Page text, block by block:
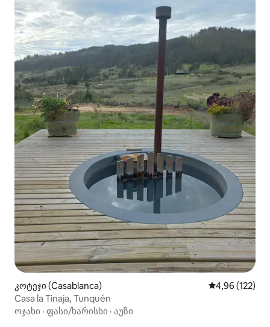
კოტეჯი (Casablanca) საშუალო
4,96 (122)
Casa la Tinaja, Tunquén
ოჯახი · ფასი/ხარისხი · აუზი